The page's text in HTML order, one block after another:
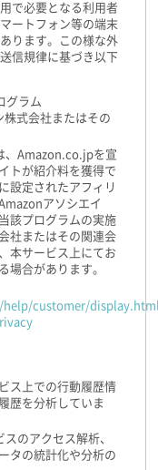
で必要となる利用者
ートフォン等の端末
ります。この様な外
信規律に基づき以下
グラム
式会社またはその
、Amazon.co.jpを宣
トが紹介料を獲得で
設定されたアフィリ
アソシエイ
該プログラムの実施
社またはその関連会
本サービス上にてお
場合があります。
customer/
ス上での行動履歴情
歴を分析していま
のアクセス解析、
タの統計化や分析の